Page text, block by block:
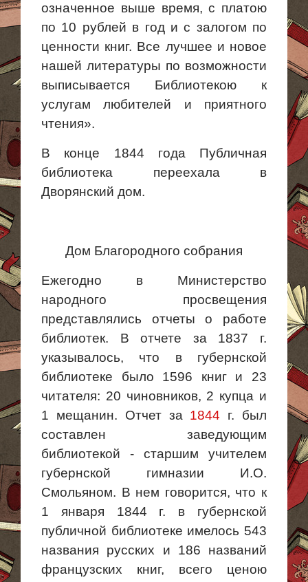
означенное выше время, с платою
по 10 рублей в год и с залогом по
ценности книг. Все лучшее и новое
нашей литературы по возможности
выписывается Библиотекою к
услугам любителей и приятного
чтения».
В конце 1844 года Публичная
библиотека переехала в
Дворянский дом.
Дом Благородного собрания
Ежегодно в Министерство
народного просвещения
представлялись отчеты о работе
библиотек. В отчете за 1837 г.
указывалось, что в губернской
библиотеке было 1596 книг и 23
читателя: 20 чиновников, 2 купца и
1 мещанин. Отчет за 1844 г. был
составлен заведующим
библиотекой - старшим учителем
губернской гимназии И.О.
Смольяном. В нем говорится, что к
1 января 1844 г. в губернской
публичной библиотеке имелось 543
названия русских и 186 названий
французских книг, всего ценою